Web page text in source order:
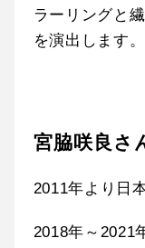
ラーリングと
を演出します。
宮脇咲良さ
2011年より日
2018年～2021